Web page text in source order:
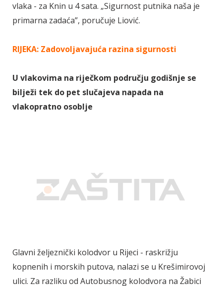
vlaka - za Knin u 4 sata. „Sigurnost putnika naša je
primarna zadaća”, poručuje Liović.
RIJEKA: Zadovoljavajuća razina sigurnosti
U vlakovima na riječkom području godišnje se
bilježi tek do pet slučajeva napada na
vlakopratno osoblje
Glavni željeznički kolodvor u Rijeci - raskrižju
kopnenih i morskih putova, nalazi se u Krešimirovoj
ulici. Za razliku od Autobusnog kolodvora na Žabici